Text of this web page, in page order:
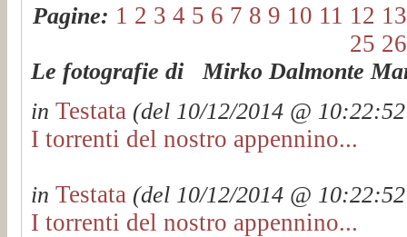
Pagine: 1 2 3 4 5 6 7 8 9 10 11 12 13
25 26
Le fotografie di Mirko Dalmonte
in Testata (del 10/12/2014 @
I torrenti del nostro appennino...
in Testata (del 10/12/2014 @
I torrenti del nostro appennino...